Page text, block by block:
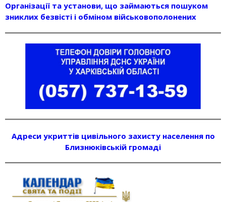
Організації та установи, що займаються пошуком
зниклих безвісті і обміном військовополонених
Адреси укриттів цивільного захисту населення по
Близнюківській громаді